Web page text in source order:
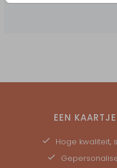
EEN
Hoge kwaliteit,